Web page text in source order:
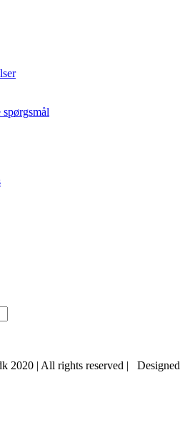
2020 | All rights reserved | Designed